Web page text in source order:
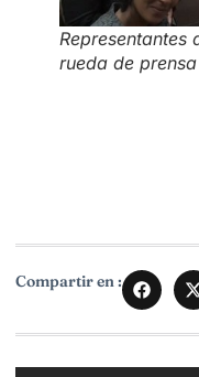
rueda de
Compartir en :